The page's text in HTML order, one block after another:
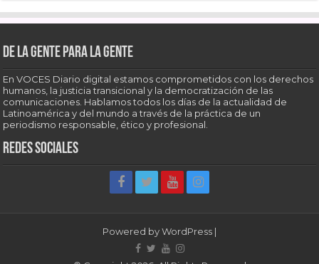
De la gente para la gente
En VOCES Diario digital estamos comprometidos con los derechos
humanos, la justicia transicional y la democratización de las
comunicaciones. Hablamos todos los días de la actualidad de
Latinoamérica y del mundo a través de la práctica de un
periodismo responsable, ético y profesional.
Redes sociales
Powered byWordPress |